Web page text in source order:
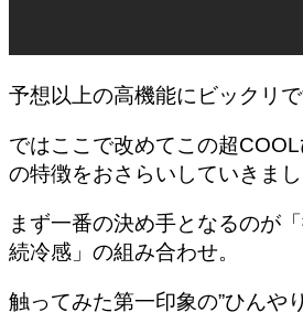
予想以上の高機能にビックリ
ではここで改めてこの超
の特徴をおさらいしていきまし
まず一番の決め手となるのが
続冷感」の組み合わせ。
触ってみた第一印象の”ひんや